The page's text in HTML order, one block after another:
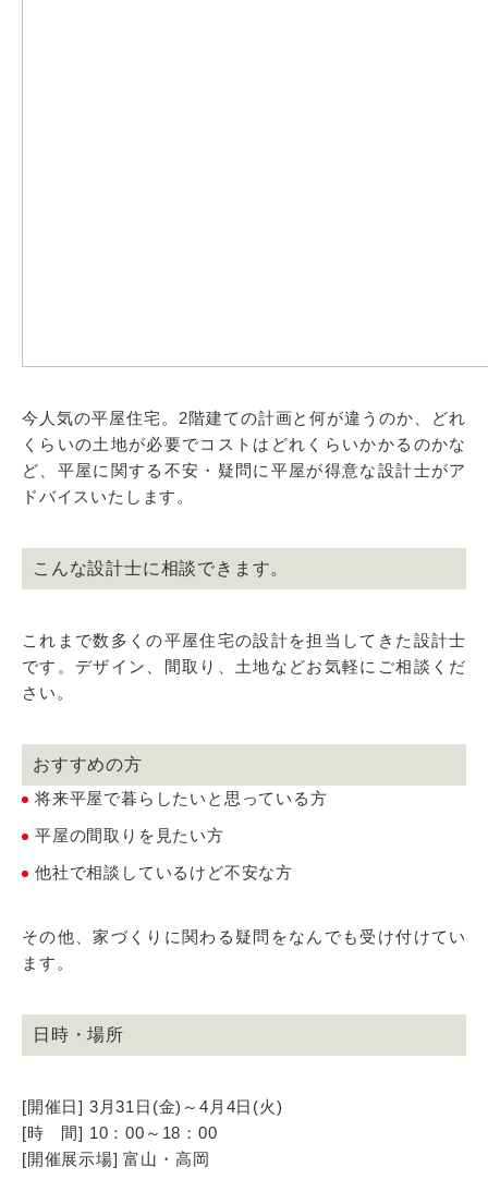
今人気の平屋住宅。2階建ての計画と何が違うのか、どれ
くらいの土地が必要でコストはどれくらいかかるのかな
ど、平屋に関する不安・疑問に平屋が得意な設計士がア
ドバイスいたします。
こんな設計士に相談できます。
これまで数多くの平屋住宅の設計を担当してきた設計士
です。デザイン、間取り、土地などお気軽にご相談くだ
さい。
おすすめの方
将来平屋で暮らしたいと思っている方
平屋の間取りを見たい方
他社で相談しているけど不安な方
その他、家づくりに関わる疑問をなんでも受け付けてい
ます。
日時・場所
[開催日] 3月31日(金)～4月4日(火)
[時 間] 10：00～18：00
[開催展示場] 富山・高岡